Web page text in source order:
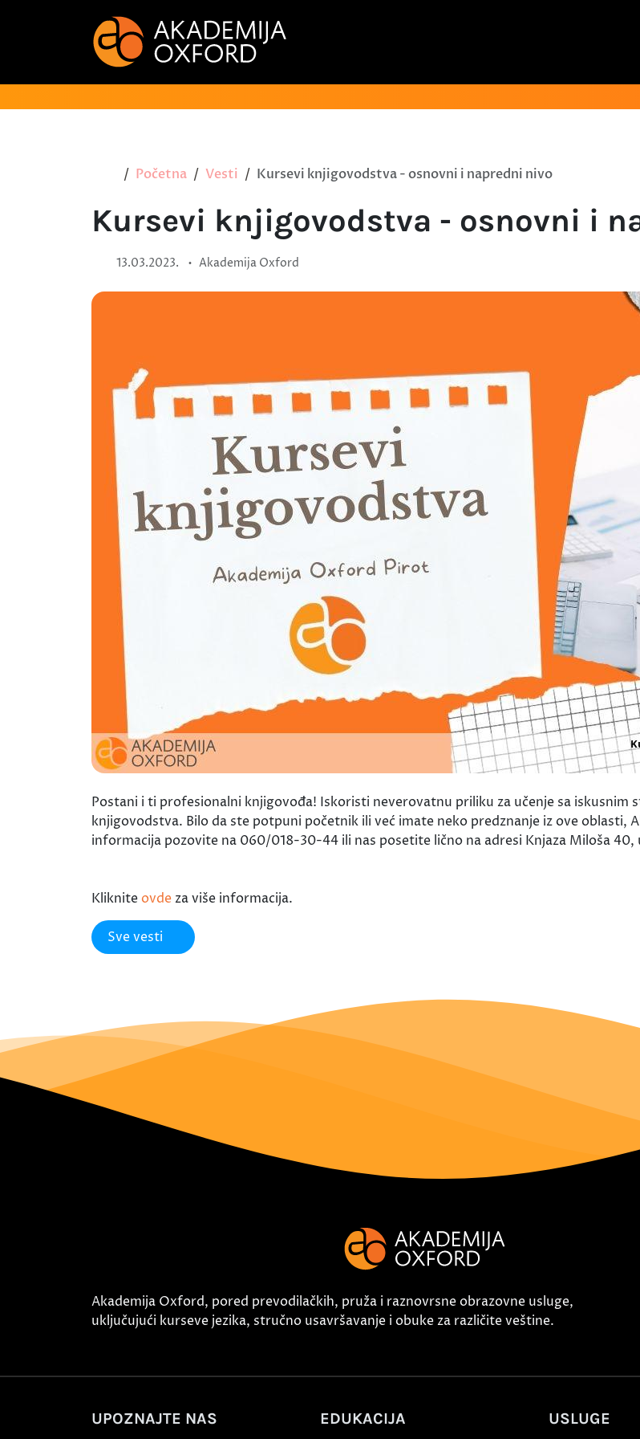
Početna Vesti Kursevi knjigovodstva - osnovni i napredni nivo
Kursevi knjigovodstva - osnovni i
13.03.2023. • Akademija Oxford
Postani i ti profesionalni knjigovođa! Iskoristi neverovatnu priliku za učenje sa iskusnim
knjigovodstva. Bilo da ste potpuni početnik ili već imate neko predznanje iz ove oblasti,
informacija pozovite na 060/018-30-44 ili nas posetite lično na adresi Knjaza Miloša 40,
Kliknite ovde za više informacija.
Sve vesti
Akademija Oxford, pored prevodilačkih, pruža i raznovrsne obrazovne usluge,
uključujući kurseve jezika, stručno usavršavanje i obuke za različite veštine.
UPOZNAJTE NAS EDUKACIJA USLUGE